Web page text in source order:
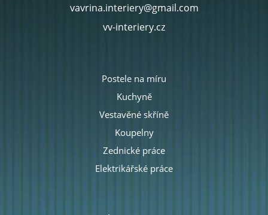
vavrina.interiery@gmail.com
vv-interiery.cz
Postele na míru
Kuchyně
Vestavěné skříně
Koupelny
Zednické práce
Elektrikářské práce